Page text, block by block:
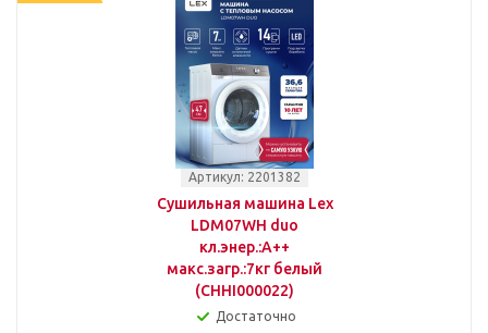
Артикул: 2201382
Сушильная машина Lex
LDM07WH duo
кл.энер.:A++
макс.загр.:7кг белый
(CHHI000022)
Достаточно